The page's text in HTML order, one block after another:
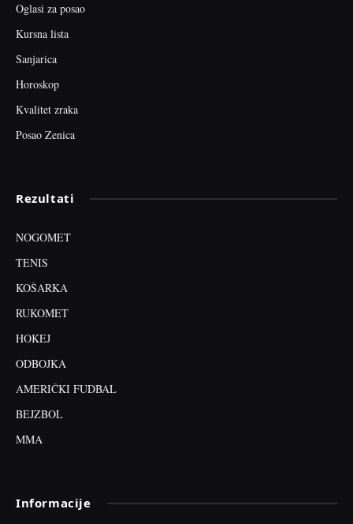
Oglasi za posao
Kursna lista
Sanjarica
Horoskop
Kvalitet zraka
Posao Zenica
Rezultati
NOGOMET
TENIS
KOŠARKA
RUKOMET
HOKEJ
ODBOJKA
AMERIČKI FUDBAL
BEJZBOL
MMA
Informacije